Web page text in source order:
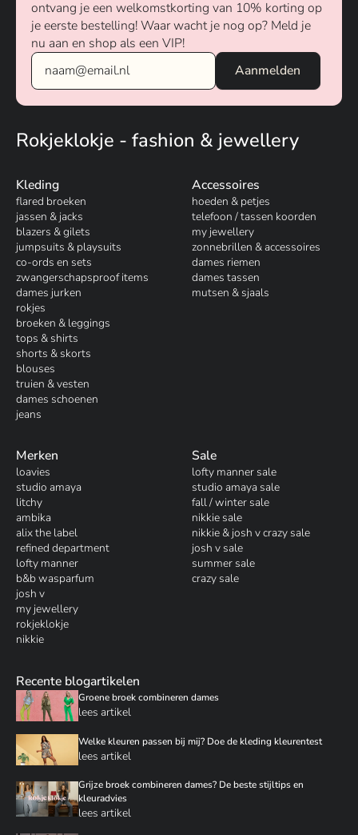
ontvang je een welkomstkorting van 10% korting op
je eerste bestelling! Waar wacht je nog op? Meld je
nu aan en shop als een VIP!
Rokjeklokje - fashion & jewellery
Kleding
flared broeken
jassen & jacks
blazers & gilets
jumpsuits & playsuits
co-ords en sets
zwangerschapsproof items
dames jurken
rokjes
broeken & leggings
tops & shirts
shorts & skorts
blouses
truien & vesten
dames schoenen
jeans
Accessoires
hoeden & petjes
telefoon / tassen koorden
my jewellery
zonnebrillen & accessoires
dames riemen
dames tassen
mutsen & sjaals
Merken
loavies
studio amaya
litchy
ambika
alix the label
refined department
lofty manner
b&b wasparfum
josh v
my jewellery
rokjeklokje
nikkie
Sale
lofty manner sale
studio amaya sale
fall / winter sale
nikkie sale
nikkie & josh v crazy sale
josh v sale
summer sale
crazy sale
Recente blogartikelen
Groene broek combineren dames
lees artikel
Welke kleuren passen bij mij? Doe de kleding kleurentest
lees artikel
Grijze broek combineren dames? De beste stijltips en
kleuradvies
lees artikel